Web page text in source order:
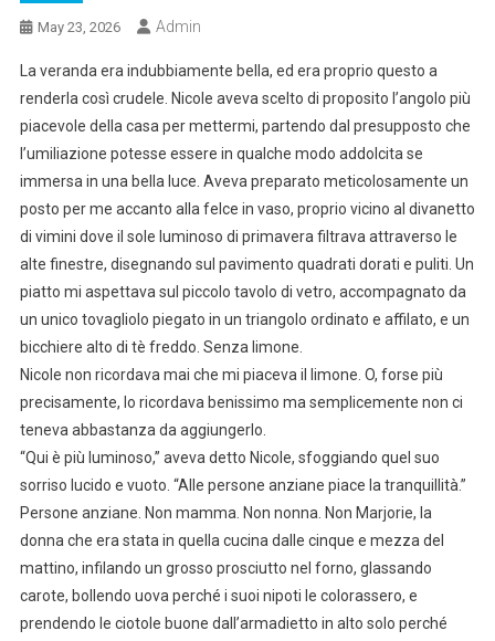
May 23, 2026 Admin
La veranda era indubbiamente bella, ed era proprio questo a
renderla così crudele. Nicole aveva scelto di proposito l’angolo più
piacevole della casa per mettermi, partendo dal presupposto che
l’umiliazione potesse essere in qualche modo addolcita se
immersa in una bella luce. Aveva preparato meticolosamente un
posto per me accanto alla felce in vaso, proprio vicino al divanetto
di vimini dove il sole luminoso di primavera filtrava attraverso le
alte finestre, disegnando sul pavimento quadrati dorati e puliti. Un
piatto mi aspettava sul piccolo tavolo di vetro, accompagnato da
un unico tovagliolo piegato in un triangolo ordinato e affilato, e un
bicchiere alto di tè freddo. Senza limone.
Nicole non ricordava mai che mi piaceva il limone. O, forse più
precisamente, lo ricordava benissimo ma semplicemente non ci
teneva abbastanza da aggiungerlo.
“Qui è più luminoso,” aveva detto Nicole, sfoggiando quel suo
sorriso lucido e vuoto. “Alle persone anziane piace la tranquillità.”
Persone anziane. Non mamma. Non nonna. Non Marjorie, la
donna che era stata in quella cucina dalle cinque e mezza del
mattino, infilando un grosso prosciutto nel forno, glassando
carote, bollendo uova perché i suoi nipoti le colorassero, e
prendendo le ciotole buone dall’armadietto in alto solo perché